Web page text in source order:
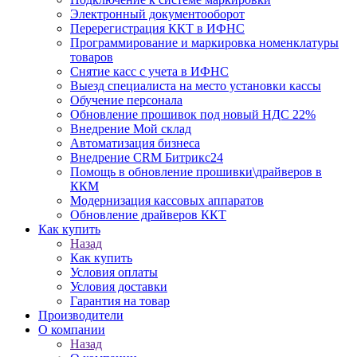
Электронный документооборот
Перерегистрация ККТ в ИФНС
Программирование и маркировка номенклатуры
товаров
Снятие касс с учета в ИФНС
Выезд специалиста на место установки кассы
Обучение персонала
Обновление прошивок под новый НДС 22%
Внедрение Мой склад
Автоматизация бизнеса
Внедрение CRM Битрикс24
Помощь в обновление прошивки\драйверов в
ККМ
Модернизация кассовых аппаратов
Обновление драйверов ККТ
Как купить
Назад
Как купить
Условия оплаты
Условия доставки
Гарантия на товар
Производители
О компании
Назад